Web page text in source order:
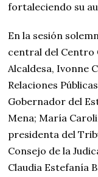
fortaleciendo su
En la sesión
central del Centro
Alcaldesa, Ivonne
Relaciones
Gobernador del
Mena; María
presidenta del
Consejo de la
Claudia Estefanía